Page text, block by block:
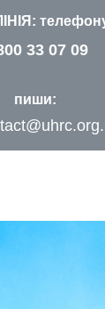
33 07 09
пиши: